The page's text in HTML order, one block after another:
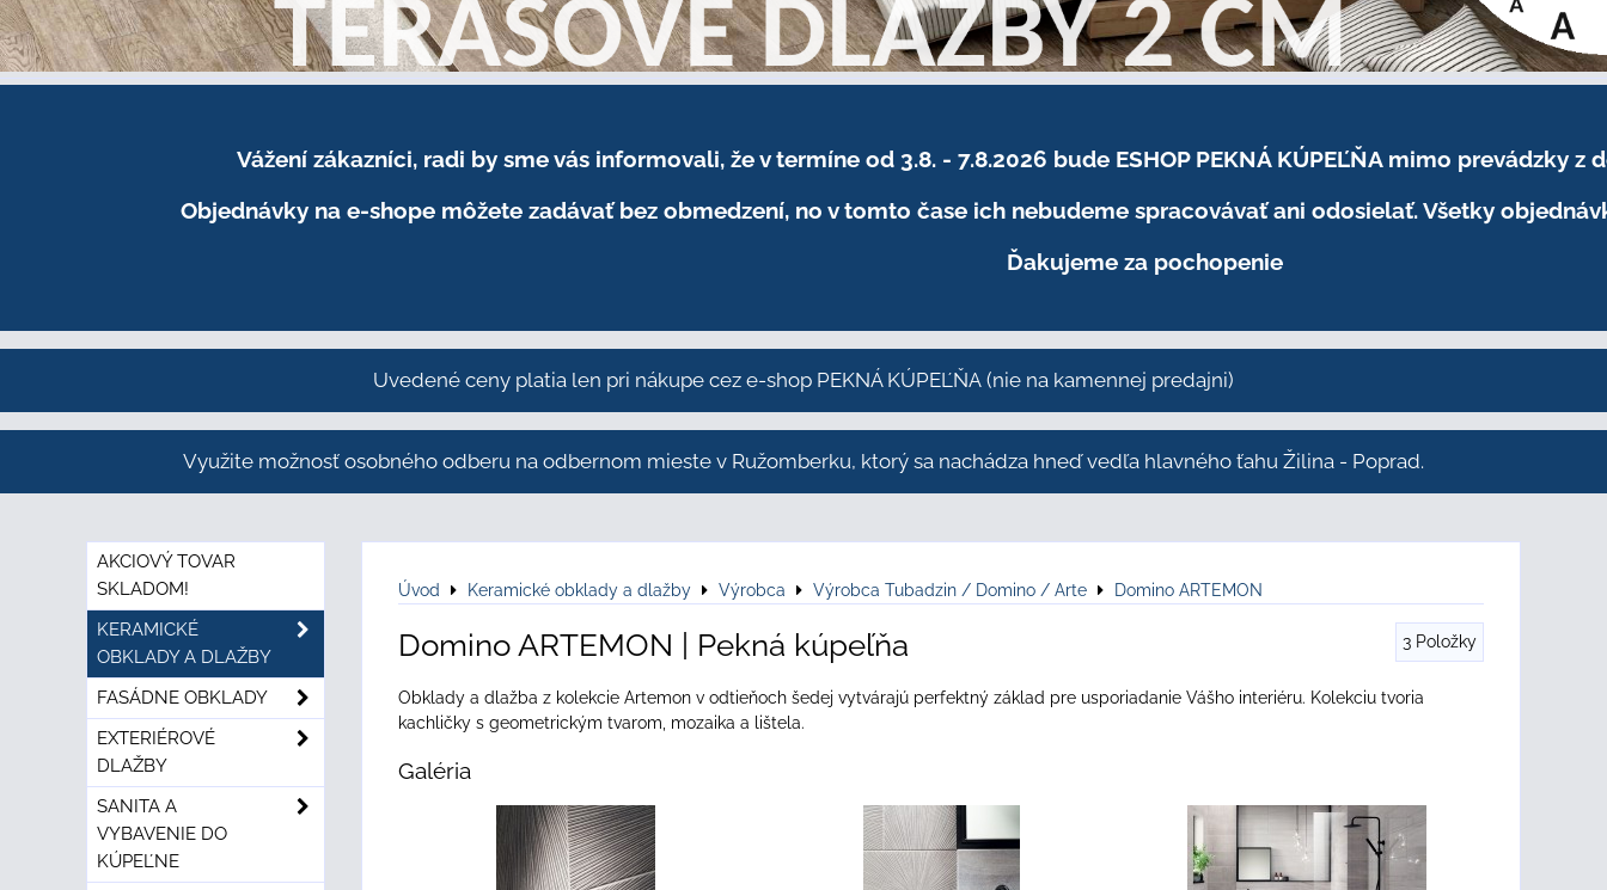
Vážení zákazníci, radi by sme vás informovali, že v termíne od 3.8. - 7.8.2026 bude ESHOP PEKNÁ KÚPEĽŇA mimo prevádzky z
Objednávky na e-shope môžete zadávať bez obmedzení, no v tomto čase ich nebudeme spracovávať ani odosielať. Všetky
Ďakujeme za pochopenie
Uvedené ceny platia len pri nákupe cez e-shop PEKNÁ KÚPEĽŇA (nie na kamennej predajni)
Využite možnosť osobného odberu na odbernom mieste v Ružomberku, ktorý sa nachádza hneď vedľa hlavného ťahu Žilina - Poprad.
Úvod Keramické obklady a dlažby Výrobca Výrobca Tubadzin / Domino / Arte Domino ARTEMON
Domino ARTEMON | Pekná kúpeľňa 3 Položky
Obklady a dlažba z kolekcie Artemon v odtieňoch šedej vytvárajú perfektný základ pre usporiadanie Vášho interiéru. Kolekciu tvoria
kachličky s geometrickým tvarom, mozaika a lištela.
Galéria
AKCIOVÝ TOVAR
SKLADOM!
KERAMICKÉ
OBKLADY A DLAŽBY
FASÁDNE OBKLADY
EXTERIÉROVÉ
DLAŽBY
SANITA A
VYBAVENIE DO
KÚPEĽNE